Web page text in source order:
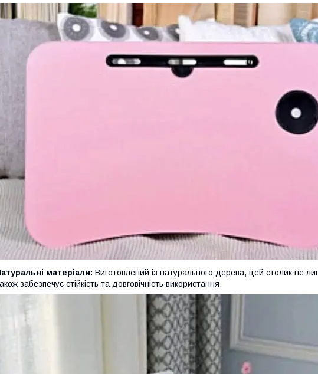
матеріали: Виготовлений із натурального дерева, цей столик не
забезпечує стійкість та довговічність використання.